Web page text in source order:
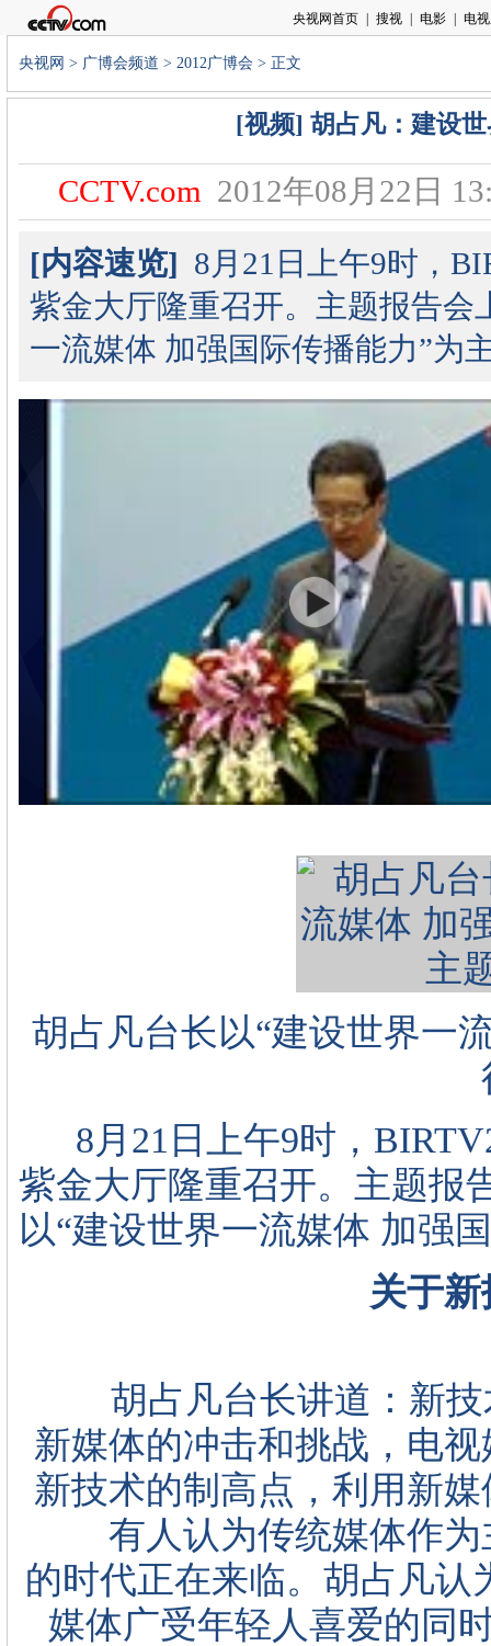
央视网 > 广博会频道 > 2012广博会 > 正文
[视频] 胡占凡：建设
CCTV.com 2012年08月22日
[内容速览] 8月21日上午9时，
紫金大厅隆重召开。主题报告会
一流媒体 加强国际传播能力”为
胡占凡台长以“建设世界一
8月21日上午9时，
紫金大厅隆重召开。主题报
以“建设世界一流媒体 加强
关于
胡占凡台长讲道：新技
新媒体的冲击和挑战，电
新技术的制高点，利用新
有人认为传统媒体作为
的时代正在来临。胡占凡认
媒体广受年轻人喜爱的同